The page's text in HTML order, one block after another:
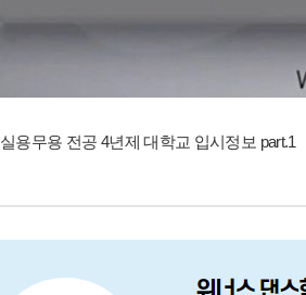
실용무용 전공 4년제 대학교 입시정보 part.1